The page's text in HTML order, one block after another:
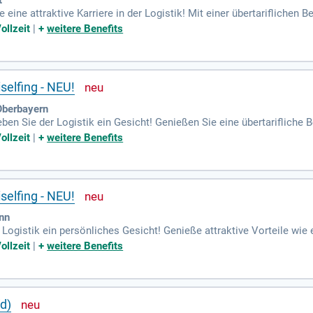
eine attraktive Karriere in der Logistik! Mit einer übertariflichen
wie Urlaubsgeld und Weihnachtsgeld, bist du bestens versorgt.
Abholen von Paketen sowie die Abrechnung von
Teams zu werden!
|+weitere Benefits
- NEU!
Sie der Logistik ein Gesicht! Genießen Sie eine übertarifliche
tariflichem Urlaubsgeld und Weihnachtsgeld bereits im ersten
und die Möglichkeit eines Leasingfahrrads für die private
Annahme von Nachnahmegebühren. Wenn Sie mindestens
|+weitere Benefits
- NEU!
ein persönliches Gesicht! Genieße attraktive Vorteile wie
Mehrarbeit. Du erhältst Urlaubsgeld im Juni sowie
betrieblichen Krankenversicherung und Altersvorsorge
exklusive Rabatte bei zahlreichen Marken. Deine Aufgaben
18 Jahre alt sein.
|+weitere Benefits